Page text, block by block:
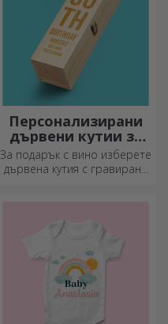
Персонализирани
дървени кутии за
вино
За подарък с вино изберете
дървена кутия с гравирани